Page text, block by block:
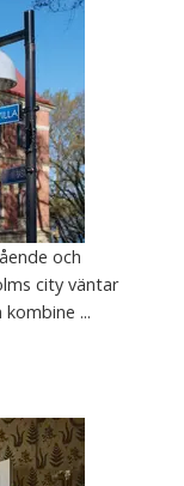
och
city väntar
...